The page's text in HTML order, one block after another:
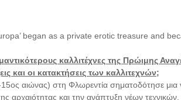
began as a private erotic treasure and
καλλιτέχνες της Πρώιμης
και οι κατακτήσεις των καλλιτεχνών;
αιώνας) στη Φλωρεντία σηματοδότησε
αρχαιότητας και την ανάπτυξη νέων